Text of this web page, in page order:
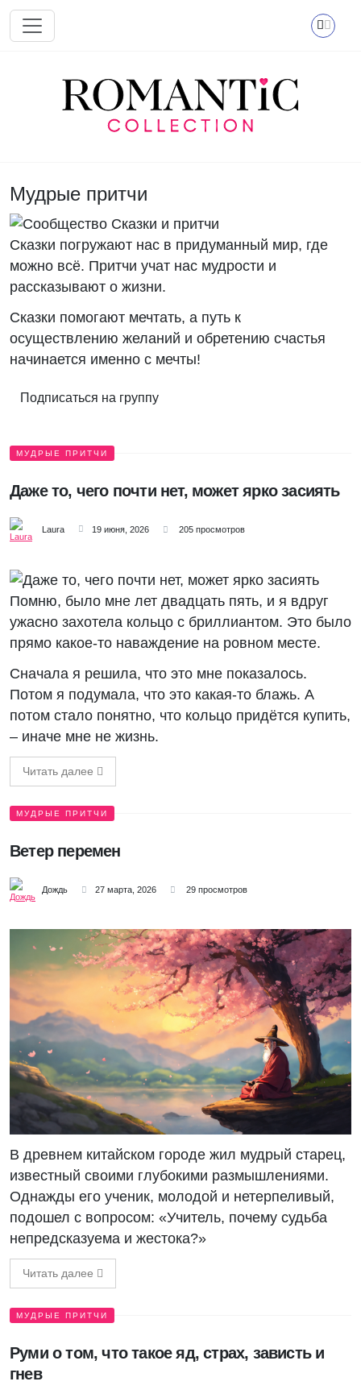
Перейти к основному содержанию
Мудрые притчи
Сказки погружают нас в придуманный мир, где
можно всё. Притчи учат нас мудрости и
рассказывают о жизни.
Сказки помогают мечтать, а путь к
осуществлению желаний и обретению счастья
начинается именно с мечты!
Подписаться на группу
МУДРЫЕ ПРИТЧИ
Даже то, чего почти нет, может ярко засиять
Laura 19 июня, 2026 205 просмотров
Помню, было мне лет двадцать пять, и я вдруг
ужасно захотела кольцо с бриллиантом. Это было
прямо какое-то наваждение на ровном месте.
Сначала я решила, что это мне показалось.
Потом я подумала, что это какая-то блажь. А
потом стало понятно, что кольцо придётся купить,
– иначе мне не жизнь.
Читать далее
МУДРЫЕ ПРИТЧИ
Ветер перемен
Дождь 27 марта, 2026 29 просмотров
В древнем китайском городе жил мудрый старец,
известный своими глубокими размышлениями.
Однажды его ученик, молодой и нетерпеливый,
подошел с вопросом: «Учитель, почему судьба
непредсказуема и жестока?»
Читать далее
МУДРЫЕ ПРИТЧИ
Руми о том, что такое яд, страх, зависть и
гнев